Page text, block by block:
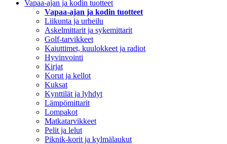
Vapaa-ajan ja kodin tuotteet
Vapaa-ajan ja kodin tuotteet
Liikunta ja urheilu
Askelmittarit ja sykemittarit
Golf-tarvikkeet
Kaiuttimet, kuulokkeet ja radiot
Hyvinvointi
Kirjat
Korut ja kellot
Kuksat
Kynttilät ja lyhdyt
Lämpömittarit
Lompakot
Matkatarvikkeet
Pelit ja lelut
Piknik-korit ja kylmälaukut